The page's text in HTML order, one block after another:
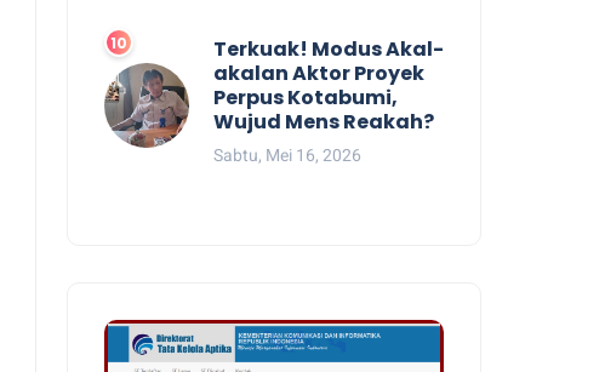
Terkuak! Modus Akal-
akalan Aktor Proyek
Perpus Kotabumi,
Wujud Mens Reakah?
Sabtu, Mei 16, 2026